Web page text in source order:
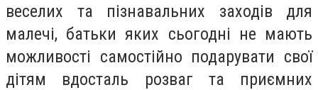
веселих та пізнавальних заходів для
малечі, батьки яких сьогодні не мають
можливості самостійно подарувати свої
дітям вдосталь розваг та приємних